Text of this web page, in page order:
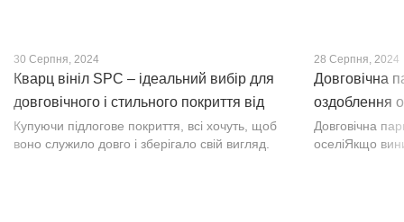
30 Серпня, 2024
Кварц вініл SPC – ідеальний вибір для
довговічного і стильного покриття від
PROFLOOR
Купуючи підлогове покриття, всі хочуть, щоб
воно служило довго і зберігало свій вигляд.
28 Серпня, 2024
Довговічна
оздоблення
Довговічна
оселіЯкщо